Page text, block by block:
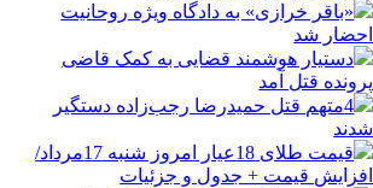
«باقر خرازی» به دادگاه ویژه روحانیت
احضار شد
دستیار هوشمند قضایی به کمک قاضی
پرونده قتل آمد
4متهم قتل حمیدرضا رجب‌زاده دستگیر
شدند
قیمت طلای 18عیار امروز شنبه 17مرداد/
افزایش قیمت + جدول و جزئیات